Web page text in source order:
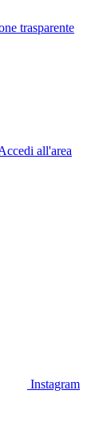
trasparente
all'area
Instagram